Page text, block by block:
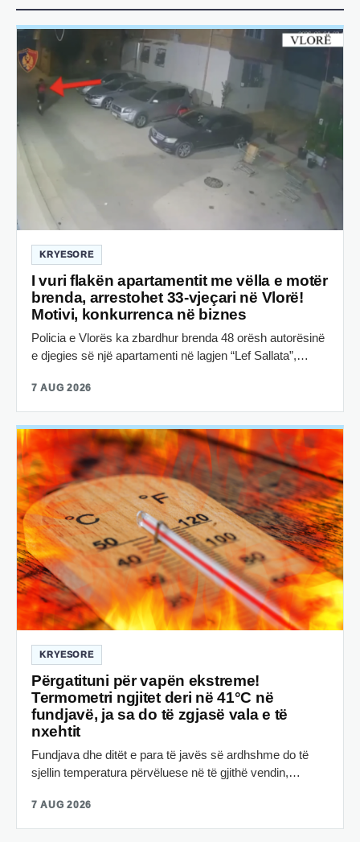
KRYESORE
I vuri flakën apartamentit me vëlla e motër
brenda, arrestohet 33-vjeçari në Vlorë!
Motivi, konkurrenca në biznes
Policia e Vlorës ka zbardhur brenda 48 orësh autorësinë
e djegies së një apartamenti në lagjen “Lef Sallata”,…
7 AUG 2026
KRYESORE
Përgatituni për vapën ekstreme!
Termometri ngjitet deri në 41°C në
fundjavë, ja sa do të zgjasë vala e të
nxehtit
Fundjava dhe ditët e para të javës së ardhshme do të
sjellin temperatura përvëluese në të gjithë vendin,…
7 AUG 2026